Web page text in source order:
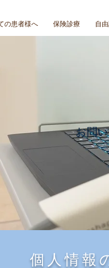
の患者様へ 保険診療 自
お問
個人情報